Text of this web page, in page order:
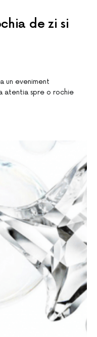
de zi si
un eveniment
atentia spre o rochie